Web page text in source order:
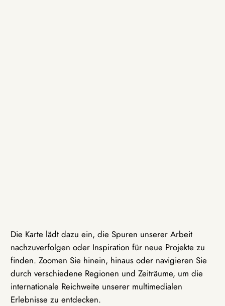
Die Karte lädt dazu ein, die Spuren unserer Arbeit
nachzuverfolgen oder Inspiration für neue Projekte zu
finden. Zoomen Sie hinein, hinaus oder navigieren Sie
durch verschiedene Regionen und Zeiträume, um die
internationale Reichweite unserer multimedialen
Erlebnisse zu entdecken.